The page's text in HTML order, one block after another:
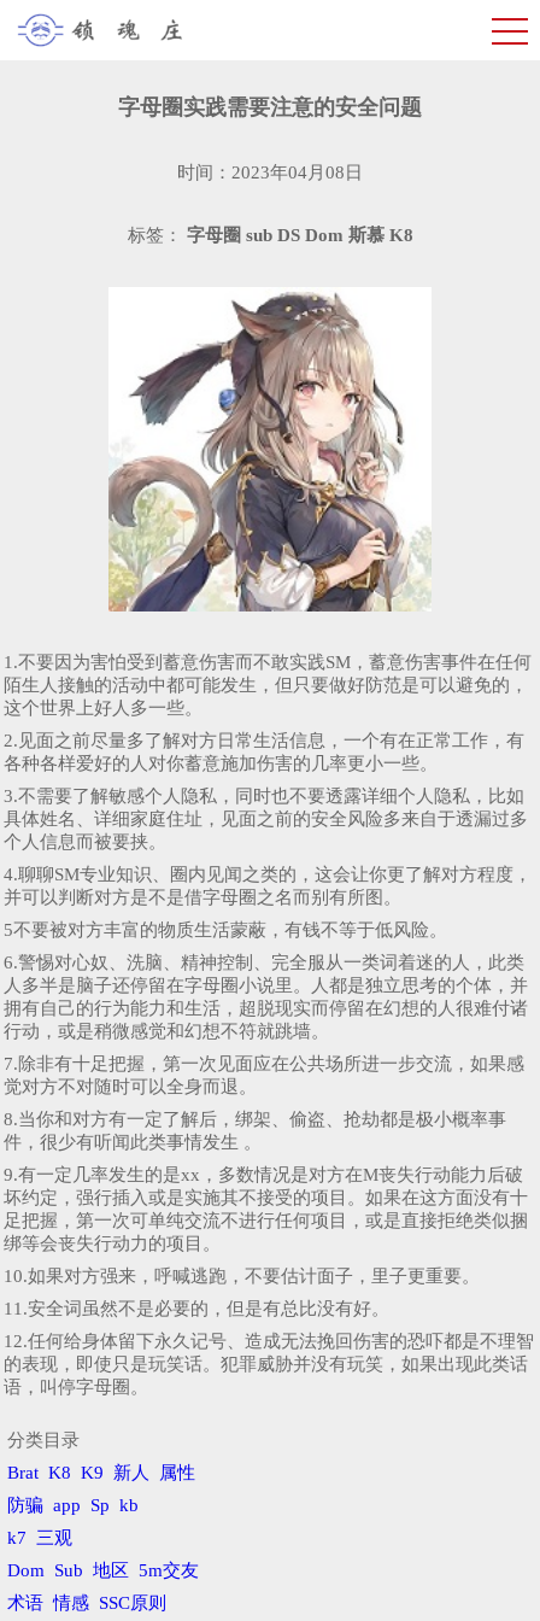
字母圈实践需要注意的安全问题
时间：2023年04月08日
标签： 字母圈 sub DS Dom 斯慕 K8
1.不要因为害怕受到蓄意伤害而不敢实践SM，蓄意伤害事件在任何
陌生人接触的活动中都可能发生，但只要做好防范是可以避免的，
这个世界上好人多一些。
2.见面之前尽量多了解对方日常生活信息，一个有在正常工作，有
各种各样爱好的人对你蓄意施加伤害的几率更小一些。
3.不需要了解敏感个人隐私，同时也不要透露详细个人隐私，比如
具体姓名、详细家庭住址，见面之前的安全风险多来自于透漏过多
个人信息而被要挟。
4.聊聊SM专业知识、圈内见闻之类的，这会让你更了解对方程度，
并可以判断对方是不是借字母圈之名而别有所图。
5不要被对方丰富的物质生活蒙蔽，有钱不等于低风险。
6.警惕对心奴、洗脑、精神控制、完全服从一类词着迷的人，此类
人多半是脑子还停留在字母圈小说里。人都是独立思考的个体，并
拥有自己的行为能力和生活，超脱现实而停留在幻想的人很难付诸
行动，或是稍微感觉和幻想不符就跳墙。
7.除非有十足把握，第一次见面应在公共场所进一步交流，如果感
觉对方不对随时可以全身而退。
8.当你和对方有一定了解后，绑架、偷盗、抢劫都是极小概率事
件，很少有听闻此类事情发生 。
9.有一定几率发生的是xx，多数情况是对方在M丧失行动能力后破
坏约定，强行插入或是实施其不接受的项目。如果在这方面没有十
足把握，第一次可单纯交流不进行任何项目，或是直接拒绝类似捆
绑等会丧失行动力的项目。
10.如果对方强来，呼喊逃跑，不要估计面子，里子更重要。
11.安全词虽然不是必要的，但是有总比没有好。
12.任何给身体留下永久记号、造成无法挽回伤害的恐吓都是不理智
的表现，即使只是玩笑话。犯罪威胁并没有玩笑，如果出现此类话
语，叫停字母圈。
分类目录
Brat K8 K9 新人
属性
防骗 app Sp kb
k7
三观
Dom
Sub 地区
5m交友
术语 情感 SSC原则